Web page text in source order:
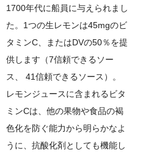
1700年代に船員に与えられまし
た。1つの生レモンは45mgのビ
タミンC、またはDVの50％を提
供します（7信頼できるソー
ス
41信頼できるソース ）。
レモンジュースに含まれるビタ
ミンCは、他の果物や食品の褐
色化を防ぐ能力から明らかなよ
うに、抗酸化剤としても機能し